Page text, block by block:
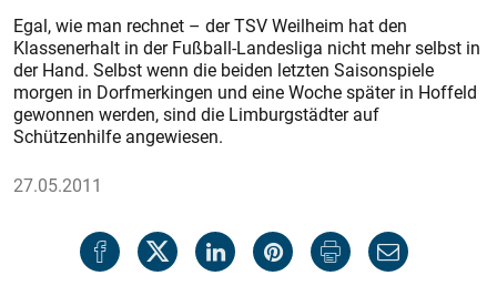
Egal, wie man rechnet – der TSV Weilheim hat den
Klassenerhalt in der Fußball-Landesliga nicht mehr selbst in
der Hand. Selbst wenn die beiden letzten Saisonspiele
morgen in Dorfmerkingen und eine Woche später in Hoffeld
gewonnen werden, sind die Limburgstädter auf
Schützenhilfe angewiesen.
27.05.2011